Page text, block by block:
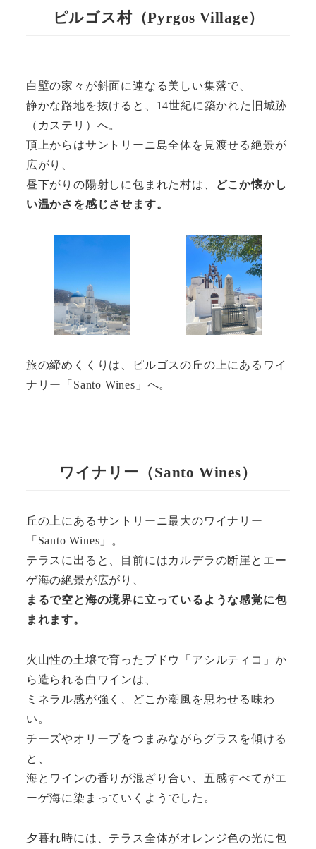
ピルゴス村（Pyrgos Village）
白壁の家々が斜面に連なる美しい集落で、
静かな路地を抜けると、14世紀に築かれた旧城跡
（カステリ）へ。
頂上からはサントリーニ島全体を見渡せる絶景が
広がり、
昼下がりの陽射しに包まれた村は、
どこか懐かし
い温かさを感じさせます。
旅の締めくくりは、ピルゴスの丘の上にあるワイ
ナリー「Santo Wines」へ。
ワイナリー （Santo Wines）
丘の上にあるサントリーニ最大のワイナリー
「Santo Wines」。
テラスに出ると、目前にはカルデラの断崖とエー
ゲ海の絶景が広がり、
まるで空と海の境界に立っているような感覚に包
まれます。
火山性の土壌で育ったブドウ「アシルティコ」か
ら造られる白ワインは、
ミネラル感が強く、どこか潮風を思わせる味わ
い。
チーズやオリーブをつまみながらグラスを傾ける
と、
海とワインの香りが混ざり合い、五感すべてがエ
ーゲ海に染まっていくようでした。
夕暮れ時には、テラス全体がオレンジ色の光に包